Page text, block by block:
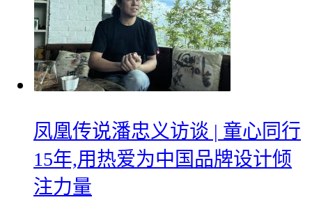
凤凰传说潘忠义访谈 | 童心同行
15年,用热爱为中国品牌设计倾
注力量